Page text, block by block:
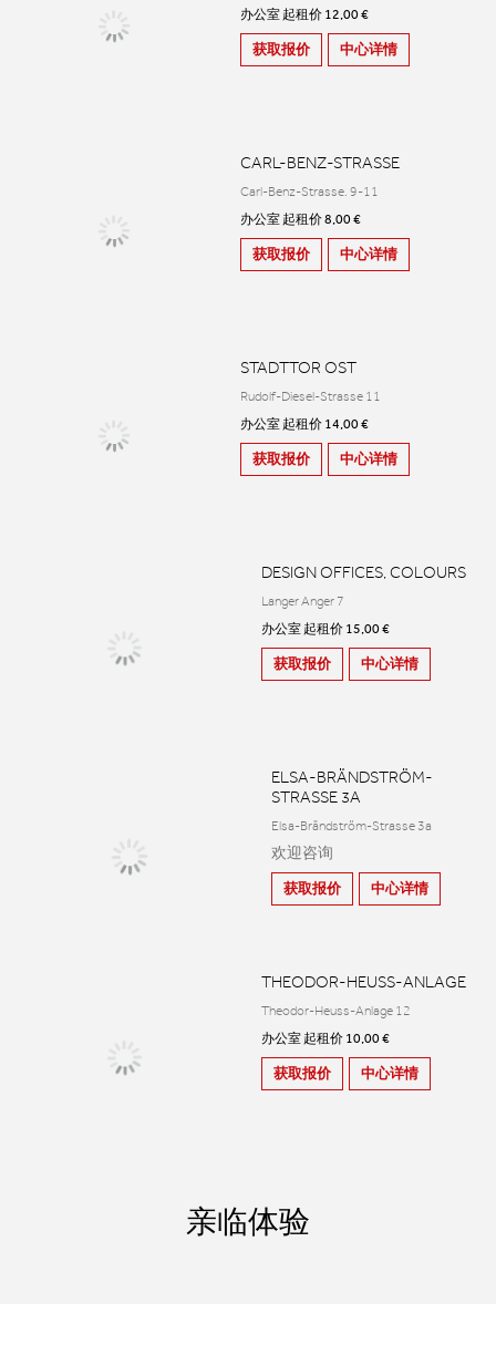
办公室 起租价 12,00 €
获取报价 中心详情
CARL-BENZ-STRASSE
Carl-Benz-Strasse. 9-11
办公室 起租价 8,00 €
获取报价 中心详情
STADTTOR OST
Rudolf-Diesel-Strasse 11
办公室 起租价 14,00 €
获取报价 中心详情
DESIGN OFFICES, COLOURS
Langer Anger 7
办公室 起租价 15,00 €
获取报价 中心详情
ELSA-BRÄNDSTRÖM-
STRASSE 3A
Elsa-Brändström-Strasse 3a
欢迎咨询
获取报价 中心详情
THEODOR-HEUSS-ANLAGE
Theodor-Heuss-Anlage 12
办公室 起租价 10,00 €
获取报价 中心详情
亲临体验